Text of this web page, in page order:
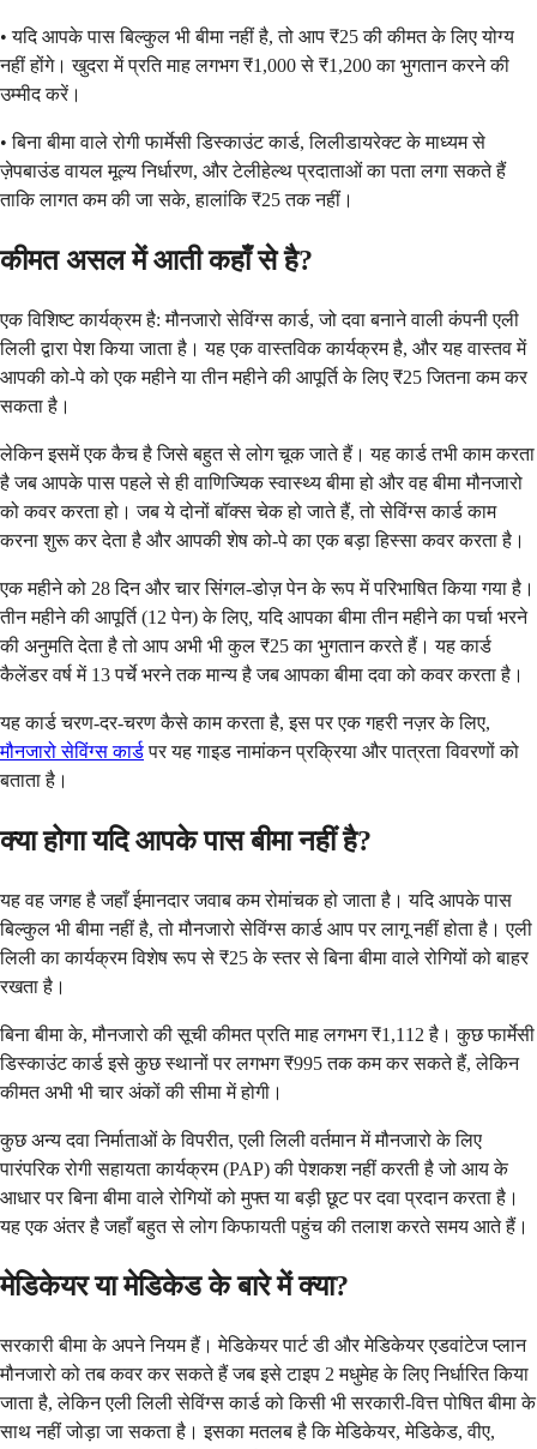
• यदि आपके पास बिल्कुल भी बीमा नहीं है, तो आप ₹25 की कीमत के लिए योग्य
नहीं होंगे। खुदरा में प्रति माह लगभग ₹1,000 से ₹1,200 का भुगतान करने की
उम्मीद करें।
• बिना बीमा वाले रोगी फार्मेसी डिस्काउंट कार्ड, लिलीडायरेक्ट के माध्यम से
ज़ेपबाउंड वायल मूल्य निर्धारण, और टेलीहेल्थ प्रदाताओं का पता लगा सकते हैं
ताकि लागत कम की जा सके, हालांकि ₹25 तक नहीं।
कीमत असल में आती कहाँ से है?
एक विशिष्ट कार्यक्रम है: मौनजारो सेविंग्स कार्ड, जो दवा बनाने वाली कंपनी एली
लिली द्वारा पेश किया जाता है। यह एक वास्तविक कार्यक्रम है, और यह वास्तव में
आपकी को-पे को एक महीने या तीन महीने की आपूर्ति के लिए ₹25 जितना कम कर
सकता है।
लेकिन इसमें एक कैच है जिसे बहुत से लोग चूक जाते हैं। यह कार्ड तभी काम करता
है जब आपके पास पहले से ही वाणिज्यिक स्वास्थ्य बीमा हो और वह बीमा मौनजारो
को कवर करता हो। जब ये दोनों बॉक्स चेक हो जाते हैं, तो सेविंग्स कार्ड काम
करना शुरू कर देता है और आपकी शेष को-पे का एक बड़ा हिस्सा कवर करता है।
एक महीने को 28 दिन और चार सिंगल-डोज़ पेन के रूप में परिभाषित किया गया है।
तीन महीने की आपूर्ति (12 पेन) के लिए, यदि आपका बीमा तीन महीने का पर्चा भरने
की अनुमति देता है तो आप अभी भी कुल ₹25 का भुगतान करते हैं। यह कार्ड
कैलेंडर वर्ष में 13 पर्चे भरने तक मान्य है जब आपका बीमा दवा को कवर करता है।
यह कार्ड चरण-दर-चरण कैसे काम करता है, इस पर एक गहरी नज़र के लिए,
मौनजारो सेविंग्स कार्डपर यह गाइड नामांकन प्रक्रिया और पात्रता विवरणों को
बताता है।
क्या होगा यदि आपके पास बीमा नहीं है?
यह वह जगह है जहाँ ईमानदार जवाब कम रोमांचक हो जाता है। यदि आपके पास
बिल्कुल भी बीमा नहीं है, तो मौनजारो सेविंग्स कार्ड आप पर लागू नहीं होता है। एली
लिली का कार्यक्रम विशेष रूप से ₹25 के स्तर से बिना बीमा वाले रोगियों को बाहर
रखता है।
बिना बीमा के, मौनजारो की सूची कीमत प्रति माह लगभग ₹1,112 है। कुछ फार्मेसी
डिस्काउंट कार्ड इसे कुछ स्थानों पर लगभग ₹995 तक कम कर सकते हैं, लेकिन
कीमत अभी भी चार अंकों की सीमा में होगी।
कुछ अन्य दवा निर्माताओं के विपरीत, एली लिली वर्तमान में मौनजारो के लिए
पारंपरिक रोगी सहायता कार्यक्रम (PAP) की पेशकश नहीं करती है जो आय के
आधार पर बिना बीमा वाले रोगियों को मुफ्त या बड़ी छूट पर दवा प्रदान करता है।
यह एक अंतर है जहाँ बहुत से लोग किफायती पहुंच की तलाश करते समय आते हैं।
मेडिकेयर या मेडिकेड के बारे में क्या?
सरकारी बीमा के अपने नियम हैं। मेडिकेयर पार्ट डी और मेडिकेयर एडवांटेज प्लान
मौनजारो को तब कवर कर सकते हैं जब इसे टाइप 2 मधुमेह के लिए निर्धारित किया
जाता है, लेकिन एली लिली सेविंग्स कार्ड को किसी भी सरकारी-वित्त पोषित बीमा के
साथ नहीं जोड़ा जा सकता है। इसका मतलब है कि मेडिकेयर, मेडिकेड, वीए,